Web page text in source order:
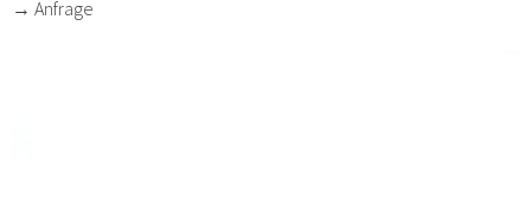
→ Anfrage